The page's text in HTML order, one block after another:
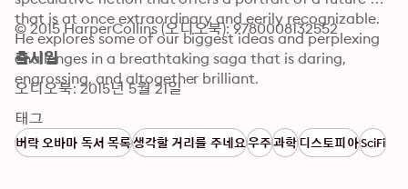
that is at once extraordinary and eerily recognizable.
He explores some of our biggest ideas and perplexing
challenges in a breathtaking saga that is daring,
engrossing, and altogether brilliant.
© 2015 HarperCollins (오디오북): 9780008132552
출시일
오디오북: 2015년 5월 21일
태그
버락 오바마 독서 목록생각할 거리를 주네요우주과학디스토피아SciFi